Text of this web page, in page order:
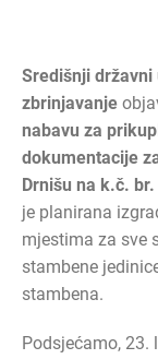
Središnji državni
zbrinjavanje
nabavu za
dokumentacije
Drnišu na k.č.
je planirana
mjestima za sve
stambene
stambena.
Podsjećamo, 23.